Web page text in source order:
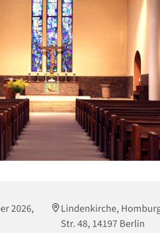
2026,
Lindenkirche,
Str. 48, 14197 Berlin